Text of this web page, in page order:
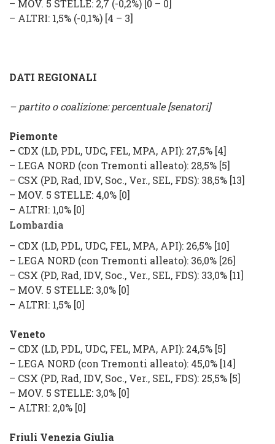
– MOV. 5 STELLE: 2,7 (-0,2%) [0 – 0]
– ALTRI: 1,5% (-0,1%) [4 – 3]
DATI REGIONALI
– partito o coalizione: percentuale [senatori]
Piemonte
– CDX (LD, PDL, UDC, FEL, MPA, API): 27,5% [4]
– LEGA NORD (con Tremonti alleato): 28,5% [5]
– CSX (PD, Rad, IDV, Soc., Ver., SEL, FDS): 38,5% [13]
– MOV. 5 STELLE: 4,0% [0]
– ALTRI: 1,0% [0]
Lombardia
– CDX (LD, PDL, UDC, FEL, MPA, API): 26,5% [10]
– LEGA NORD (con Tremonti alleato): 36,0% [26]
– CSX (PD, Rad, IDV, Soc., Ver., SEL, FDS): 33,0% [11]
– MOV. 5 STELLE: 3,0% [0]
– ALTRI: 1,5% [0]
Veneto
– CDX (LD, PDL, UDC, FEL, MPA, API): 24,5% [5]
– LEGA NORD (con Tremonti alleato): 45,0% [14]
– CSX (PD, Rad, IDV, Soc., Ver., SEL, FDS): 25,5% [5]
– MOV. 5 STELLE: 3,0% [0]
– ALTRI: 2,0% [0]
Friuli Venezia Giulia